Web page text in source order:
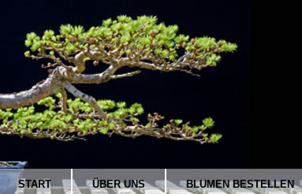
START ÜBER UNS BLUMEN BESTELLEN